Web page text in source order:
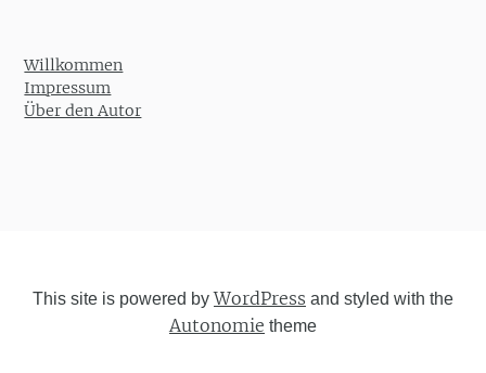
Willkommen
Impressum
Über den Autor
This site is powered byWordPress and styled with the
Autonomie theme